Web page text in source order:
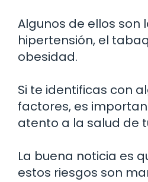
Algunos de ellos son
hipertensión, el
obesidad.
Si te identificas con
factores, es
atento a la salud de
La buena noticia es
estos riesgos son